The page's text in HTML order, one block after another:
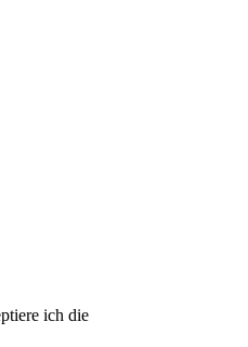
ich die